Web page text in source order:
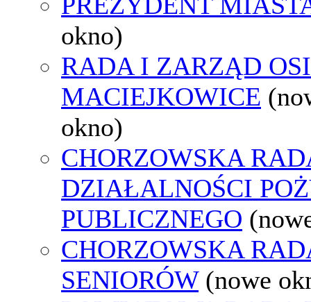
okno)
RADA I ZARZĄD
MACIEJKOWICE
okno)
CHORZOWSKA
DZIAŁALNOŚCI
PUBLICZNEGO
CHORZOWSKA
SENIORÓW (nowe